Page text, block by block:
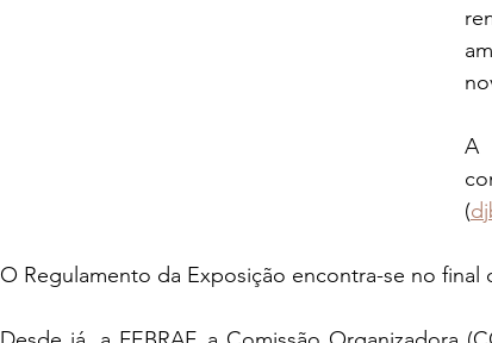
A
(
O Regulamento da Exposição encontra-se no final